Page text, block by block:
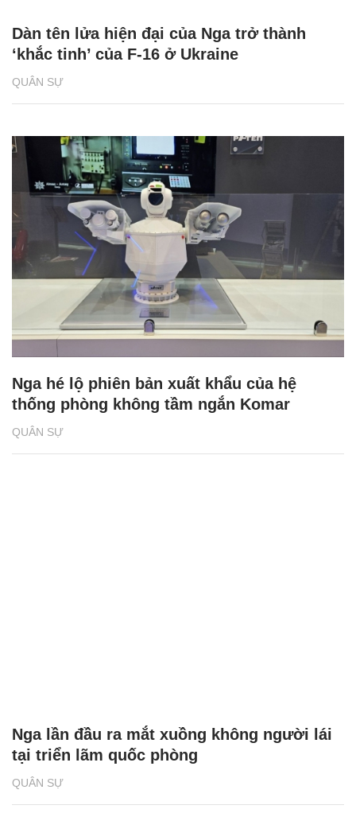
QUÂN SỰ
Dàn tên lửa hiện đại của Nga trở thành
‘khắc tinh’ của F-16 ở Ukraine
QUÂN SỰ
Nga hé lộ phiên bản xuất khẩu của hệ
thống phòng không tầm ngắn Komar
QUÂN SỰ
Nga lần đầu ra mắt xuồng không người lái
tại triển lãm quốc phòng